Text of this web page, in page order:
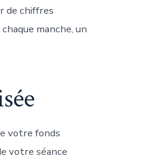
de chiffres
manche, un
votre fonds
votre séance